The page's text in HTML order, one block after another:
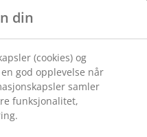
din
(cookies) og
god opplevelse når
samler
funksjonalitet,